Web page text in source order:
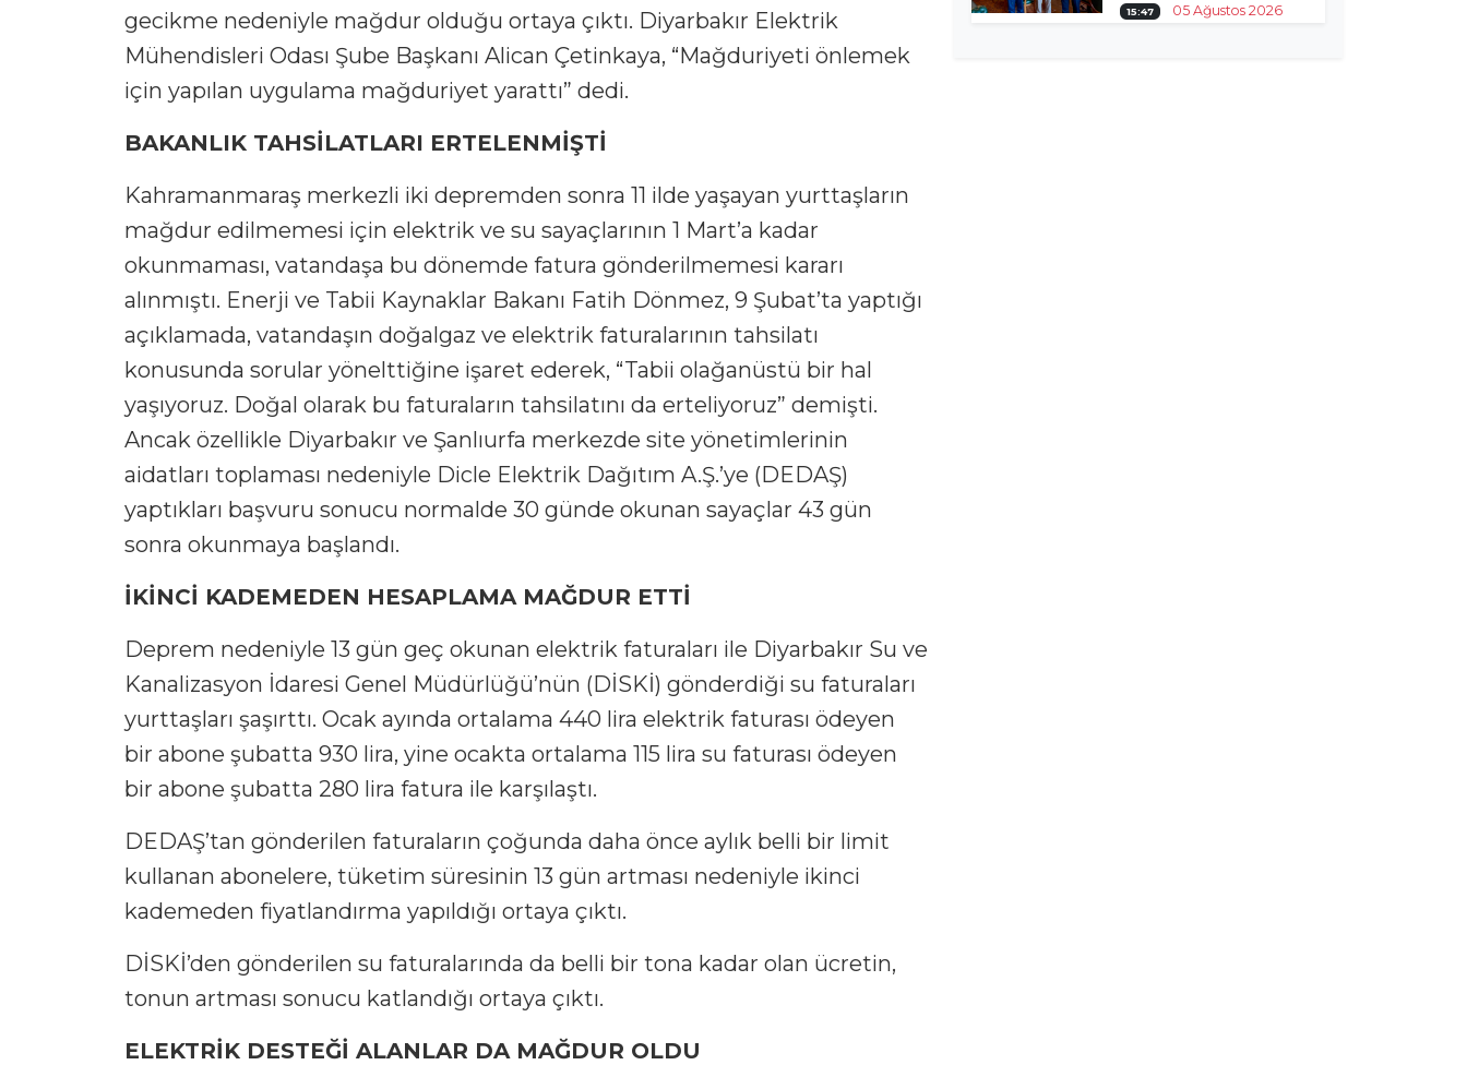
gecikme nedeniyle mağdur olduğu ortaya çıktı. Diyarbakır Elektrik
Mühendisleri Odası Şube Başkanı Alican Çetinkaya, “Mağduriyeti önlemek
için yapılan uygulama mağduriyet yarattı” dedi.
BAKANLIK TAHSİLATLARI ERTELENMİŞTİ
Kahramanmaraş merkezli iki depremden sonra 11 ilde yaşayan yurttaşların
mağdur edilmemesi için elektrik ve su sayaçlarının 1 Mart’a kadar
okunmaması, vatandaşa bu dönemde fatura gönderilmemesi kararı
alınmıştı. Enerji ve Tabii Kaynaklar Bakanı Fatih Dönmez, 9 Şubat’ta yaptığı
açıklamada, vatandaşın doğalgaz ve elektrik faturalarının tahsilatı
konusunda sorular yönelttiğine işaret ederek, “Tabii olağanüstü bir hal
yaşıyoruz. Doğal olarak bu faturaların tahsilatını da erteliyoruz” demişti.
Ancak özellikle Diyarbakır ve Şanlıurfa merkezde site yönetimlerinin
aidatları toplaması nedeniyle Dicle Elektrik Dağıtım A.Ş.’ye (DEDAŞ)
yaptıkları başvuru sonucu normalde 30 günde okunan sayaçlar 43 gün
sonra okunmaya başlandı.
İKİNCİ KADEMEDEN HESAPLAMA MAĞDUR ETTİ
Deprem nedeniyle 13 gün geç okunan elektrik faturaları ile Diyarbakır Su ve
Kanalizasyon İdaresi Genel Müdürlüğü’nün (DİSKİ) gönderdiği su faturaları
yurttaşları şaşırttı. Ocak ayında ortalama 440 lira elektrik faturası ödeyen
bir abone şubatta 930 lira, yine ocakta ortalama 115 lira su faturası ödeyen
bir abone şubatta 280 lira fatura ile karşılaştı.
DEDAŞ’tan gönderilen faturaların çoğunda daha önce aylık belli bir limit
kullanan abonelere, tüketim süresinin 13 gün artması nedeniyle ikinci
kademeden fiyatlandırma yapıldığı ortaya çıktı.
DİSKİ’den gönderilen su faturalarında da belli bir tona kadar olan ücretin,
tonun artması sonucu katlandığı ortaya çıktı.
ELEKTRİK DESTEĞİ ALANLAR DA MAĞDUR OLDU
15:47 05 Ağustos 2026